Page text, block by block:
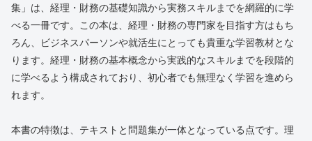
集」は、経理・財務の基礎知識から実務スキルまでを網羅的に学
べる一冊です。この本は、経理・財務の専門家を目指す方はもち
ろん、ビジネスパーソンや就活生にとっても貴重な学習教材とな
ります。経理・財務の基本概念から実践的なスキルまでを段階的
に学べるよう構成されており、初心者でも無理なく学習を進めら
れます。
本書の特徴は、テキストと問題集が一体となっている点です。理